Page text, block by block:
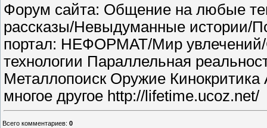
Форум сайта: Общение на любые
рассказы/Невыдуманные истории/
портал: НЕФОРМАТ/Мир увлечений/
технологии Параллельная
Металлопоиск Оружие
многое другое http://lifetime.ucoz.net/
Всего комментариев: 0